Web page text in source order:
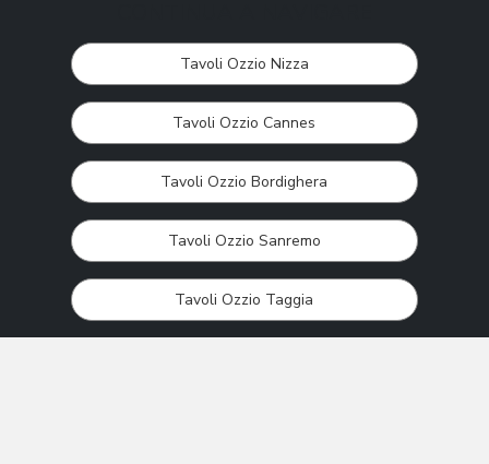
Tavoli Ozzio Nizza
Tavoli Ozzio Cannes
Tavoli Ozzio Bordighera
Tavoli Ozzio Sanremo
Tavoli Ozzio Taggia